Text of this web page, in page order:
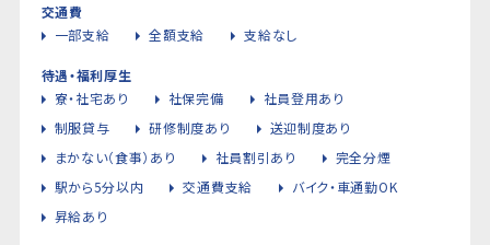
交通費
一部支給
全額支給 支給なし
待遇・福利厚生
寮・社宅あり
社保完備
社員登用あり
制服貸与
研修制度あり
送迎制度あり
まかない（食事）あり
社員割引あり
完全分煙
駅から5分以内
交通費支給
バイク・車通勤OK
昇給あり